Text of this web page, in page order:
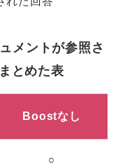
メントが参照さ
とめた表
Boostなし
○